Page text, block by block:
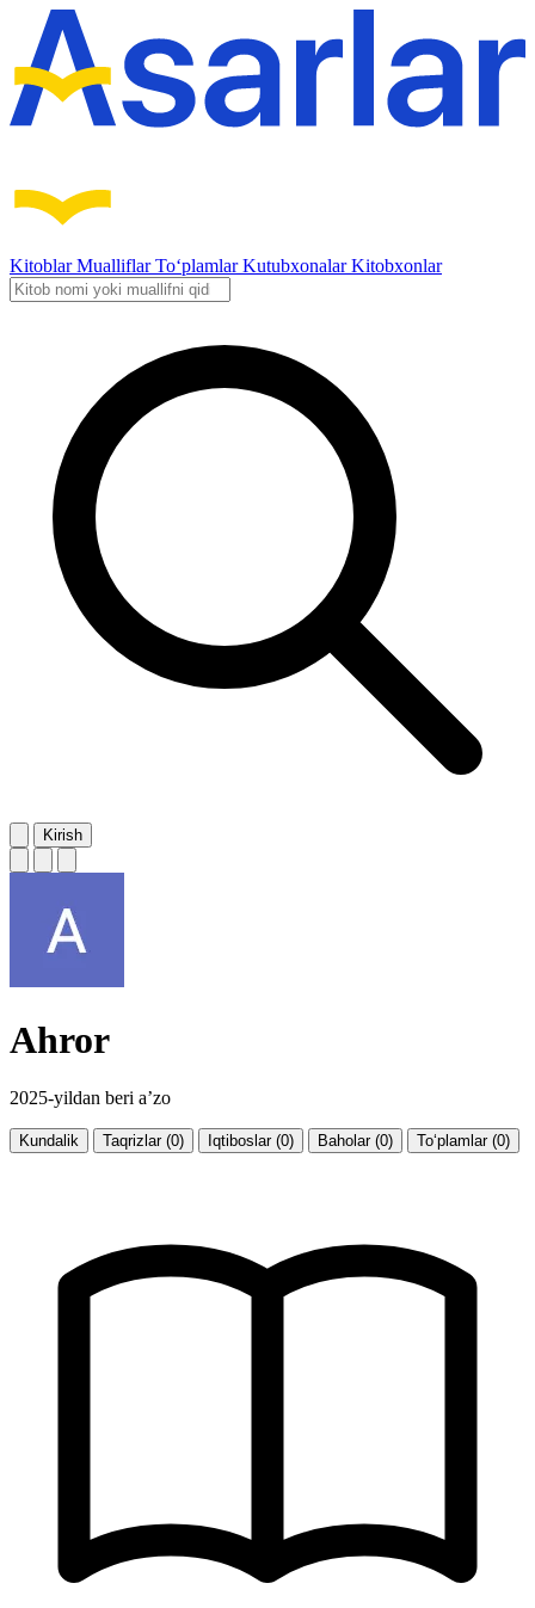
KitoblarMualliflarTo‘plamlarKutubxonalarKitobxonlar
Kirish
Ahror
2025-yildan beri a’zo
Kundalik Taqrizlar (0) Iqtiboslar (0) Baholar (0) To‘plamlar (0)